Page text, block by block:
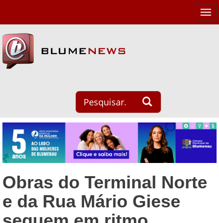
Obras do Terminal Norte
e da Rua Mário Giese